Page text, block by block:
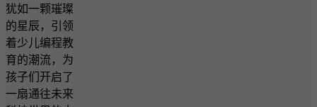
犹如一颗璀璨
的星辰，引领
着少儿编程教
育的潮流，为
孩子们开启了
一扇通往未来